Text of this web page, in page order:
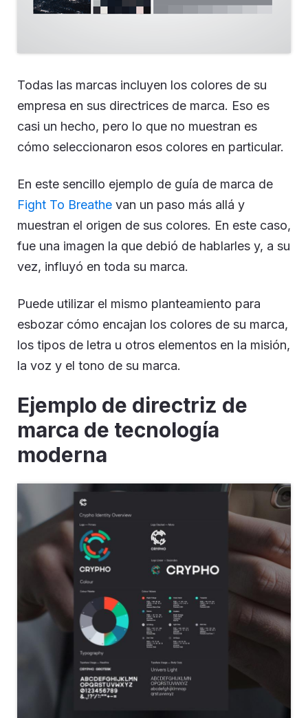
Todas las marcas incluyen los colores de su
empresa en sus directrices de marca. Eso es
casi un hecho, pero lo que no muestran es
cómo seleccionaron esos colores en particular.
En este sencillo ejemplo de guía de marca de
Fight To Breathe van un paso más allá y
muestran el origen de sus colores. En este caso,
fue una imagen la que debió de hablarles y, a su
vez, influyó en toda su marca.
Puede utilizar el mismo planteamiento para
esbozar cómo encajan los colores de su marca,
los tipos de letra u otros elementos en la misión,
la voz y el tono de su marca.
Ejemplo de directriz de
marca de tecnología
moderna